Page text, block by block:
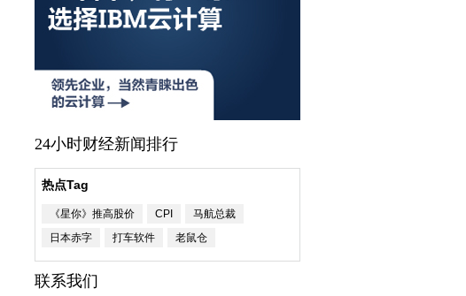
24小时财经新闻排行
热点Tag
《星你》推高股价 CPI
马航总裁
日本赤字
打车软件 老鼠仓
联系我们